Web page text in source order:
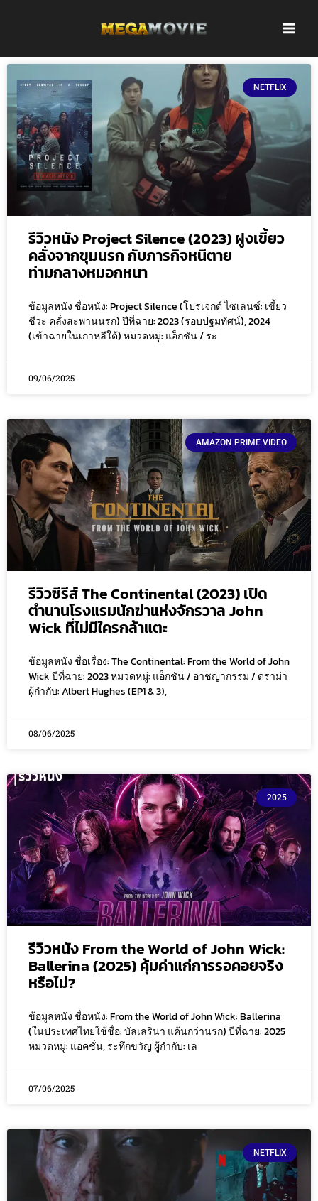
NETFLIX
รีวิวหนัง Project Silence (2023) ฝูงเขี้ยว
คลั่งจากขุมนรก กับภารกิจหนีตาย
ท่ามกลางหมอกหนา
ข้อมูลหนัง ชื่อหนัง: Project Silence (โปรเจกต์ ไซเลนซ์: เขี้ยว
ชีวะ คลั่งสะพานนรก) ปีที่ฉาย: 2023 (รอบปฐมทัศน์), 2024
(เข้าฉายในเกาหลีใต้) หมวดหมู่: แอ็กชัน / ระ
09/06/2025
AMAZON PRIME VIDEO
รีวิวซีรีส์ The Continental (2023) เปิด
ตำนานโรงแรมนักฆ่าแห่งจักรวาล John
Wick ที่ไม่มีใครกล้าแตะ
ข้อมูลหนัง ชื่อเรื่อง: The Continental: From the World of John
Wick ปีที่ฉาย: 2023 หมวดหมู่: แอ็กชัน / อาชญากรรม / ดราม่า
ผู้กำกับ: Albert Hughes (EP1 & 3),
08/06/2025
2025
รีวิวหนัง From the World of John Wick:
Ballerina (2025) คุ้มค่าแก่การรอคอยจริง
หรือไม่?
ข้อมูลหนัง ชื่อหนัง: From the World of John Wick: Ballerina
(ในประเทศไทยใช้ชื่อ: บัลเลรินา แค้นกว่านรก) ปีที่ฉาย: 2025
หมวดหมู่: แอคชั่น, ระทึกขวัญ ผู้กำกับ: เล
07/06/2025
NETFLIX
a
g
e
g
e
g
e
P
a
g
e
P
a
g
e